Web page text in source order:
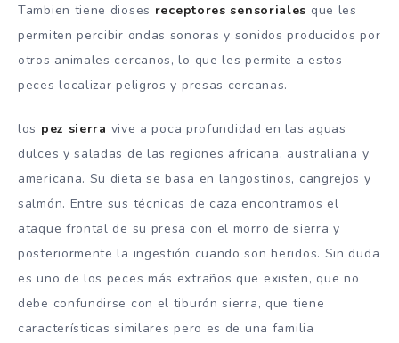
Tambien tiene dioses receptores sensoriales que les
permiten percibir ondas sonoras y sonidos producidos por
otros animales cercanos, lo que les permite a estos
peces localizar peligros y presas cercanas.
los pez sierra vive a poca profundidad en las aguas
dulces y saladas de las regiones africana, australiana y
americana. Su dieta se basa en langostinos, cangrejos y
salmón. Entre sus técnicas de caza encontramos el
ataque frontal de su presa con el morro de sierra y
posteriormente la ingestión cuando son heridos. Sin duda
es uno de los peces más extraños que existen, que no
debe confundirse con el tiburón sierra, que tiene
características similares pero es de una familia